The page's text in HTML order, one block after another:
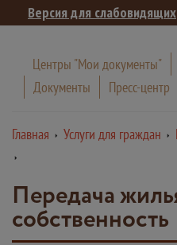
Версия для слабовидящих
Центры "Мои документы"
Документы
Пресс-центр
Главная Услуги для граждан
Передача
собственность